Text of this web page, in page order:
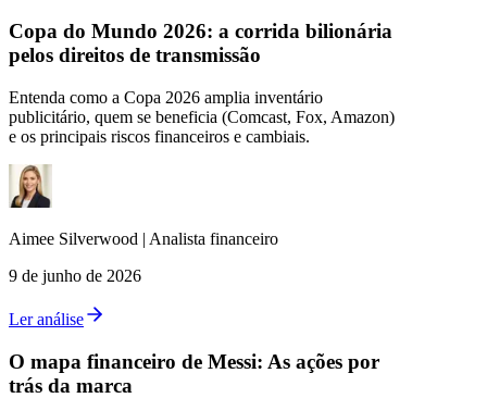
Copa do Mundo 2026: a corrida bilionária
pelos direitos de transmissão
Entenda como a Copa 2026 amplia inventário
publicitário, quem se beneficia (Comcast, Fox, Amazon)
e os principais riscos financeiros e cambiais.
Aimee Silverwood | Analista financeiro
9 de junho de 2026
Ler análise
O mapa financeiro de Messi: As ações por
trás da marca